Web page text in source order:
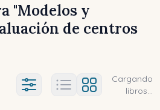
"Modelos y
de centros
(a-z) Título (z-a)
Ajustes abierto
Cargando
libros...